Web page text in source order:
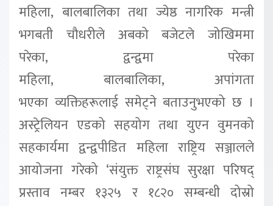
महिला, बालबालिका तथा ज्येष्ठ नागरिक मन्त्री
भगबती चौधरीले अबको बजेटले जोखिममा
परेका, द्वन्द्वमा परेका
महिला, बालबालिका, अपांगता
भएका व्यक्तिहरूलाई समेट्ने बताउनुभएको छ ।
अस्ट्रेलियन एडको सहयोग तथा युएन वुमनको
सहकार्यमा द्वन्द्वपीडित महिला राष्ट्रिय सञ्जालले
आयोजना गरेको ‘संयुक्त राष्ट्रसंघ सुरक्षा परिषद्
प्रस्ताव नम्बर १३२५ र १८२० सम्बन्धी दोस्रो